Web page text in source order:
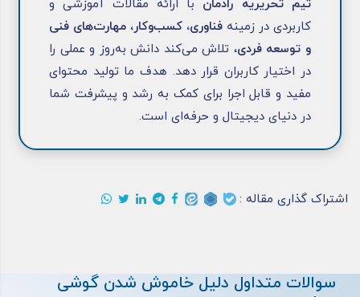
تیم تحریریه رادمان با ارائه مقالات آموزشی و
کاربردی در زمینه فناوری، کسب‌وکار، مهارت‌های فنی
و توسعه فردی، تلاش می‌کند دانش به‌روز و عملی را
در اختیار کاربران قرار دهد. هدف ما تولید محتوای
مفید و قابل اجرا برای کمک به رشد و پیشرفت شما
در دنیای دیجیتال و حرفه‌ای است.
اشتراک گذاری مقاله :
سوالات متداول دلیل خاموش شدن گوشی